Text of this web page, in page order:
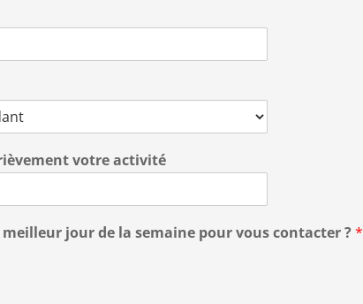
votre activité
meilleur jour de la semaine pour vous contacter ?*